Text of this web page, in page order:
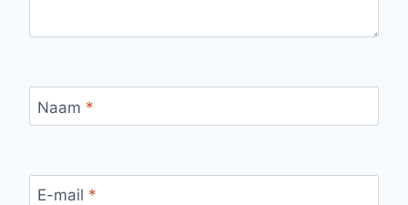
Naam *
E-mail *